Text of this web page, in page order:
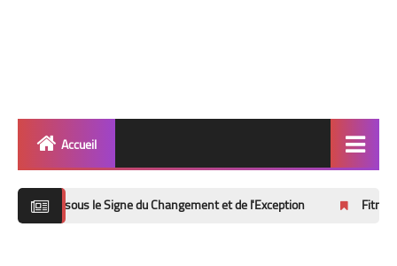
Accueil
le Signe du Changement et de l'Exception Fitness Routines